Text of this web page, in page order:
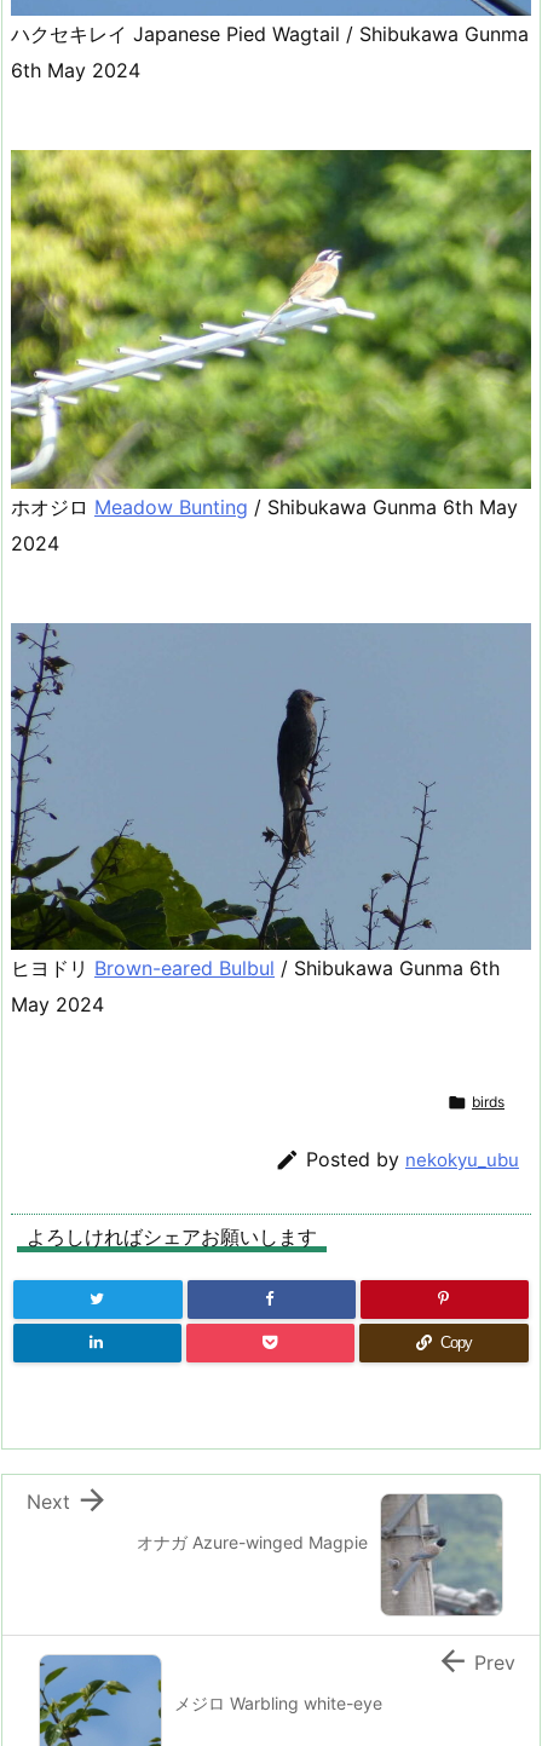
ハクセキレイ Japanese Pied Wagtail / Shibukawa Gunma
6th May 2024
ホオジロ Meadow Bunting / Shibukawa Gunma 6th May
2024
ヒヨドリ Brown-eared Bulbul / Shibukawa Gunma 6th
May 2024
 birds
 Posted by nekokyu_ubu
よろしければシェアお願いします
Copy
オナガ Azure-winged Magpie

Next
メジロ Warbling white-eye
 Prev